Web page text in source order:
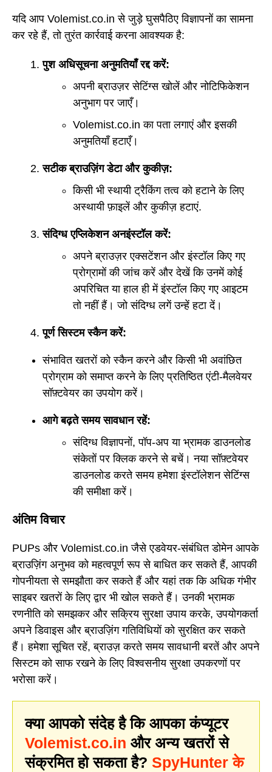
यदि आप Volemist.co.in से जुड़े घुसपैठिए विज्ञापनों का सामना
कर रहे हैं, तो तुरंत कार्रवाई करना आवश्यक है:
पुश अधिसूचना अनुमतियाँ रद्द करें:
अपनी ब्राउज़र सेटिंग्स खोलें और नोटिफिकेशन
अनुभाग पर जाएँ।
Volemist.co.in का पता लगाएं और इसकी
अनुमतियाँ हटाएँ।
सटीक ब्राउज़िंग डेटा और कुकीज़:
किसी भी स्थायी ट्रैकिंग तत्व को हटाने के लिए
अस्थायी फ़ाइलें और कुकीज़ हटाएं.
संदिग्ध एप्लिकेशन अनइंस्टॉल करें:
अपने ब्राउज़र एक्सटेंशन और इंस्टॉल किए गए
प्रोग्रामों की जांच करें और देखें कि उनमें कोई
अपरिचित या हाल ही में इंस्टॉल किए गए आइटम
तो नहीं हैं। जो संदिग्ध लगें उन्हें हटा दें।
पूर्ण सिस्टम स्कैन करें:
संभावित खतरों को स्कैन करने और किसी भी अवांछित
प्रोग्राम को समाप्त करने के लिए प्रतिष्ठित एंटी-मैलवेयर
सॉफ़्टवेयर का उपयोग करें।
आगे बढ़ते समय सावधान रहें:
संदिग्ध विज्ञापनों, पॉप-अप या भ्रामक डाउनलोड
संकेतों पर क्लिक करने से बचें। नया सॉफ़्टवेयर
डाउनलोड करते समय हमेशा इंस्टॉलेशन सेटिंग्स
की समीक्षा करें।
अंतिम विचार
PUPs और Volemist.co.in जैसे एडवेयर-संबंधित डोमेन आपके
ब्राउज़िंग अनुभव को महत्वपूर्ण रूप से बाधित कर सकते हैं, आपकी
गोपनीयता से समझौता कर सकते हैं और यहां तक कि अधिक गंभीर
साइबर खतरों के लिए द्वार भी खोल सकते हैं। उनकी भ्रामक
रणनीति को समझकर और सक्रिय सुरक्षा उपाय करके, उपयोगकर्ता
अपने डिवाइस और ब्राउज़िंग गतिविधियों को सुरक्षित कर सकते
हैं। हमेशा सूचित रहें, ब्राउज़ करते समय सावधानी बरतें और अपने
सिस्टम को साफ रखने के लिए विश्वसनीय सुरक्षा उपकरणों पर
भरोसा करें।
क्या आपको संदेह है कि आपका कंप्यूटर
Volemist.co.in और अन्य खतरों से
संक्रमित हो सकता है? SpyHunter के